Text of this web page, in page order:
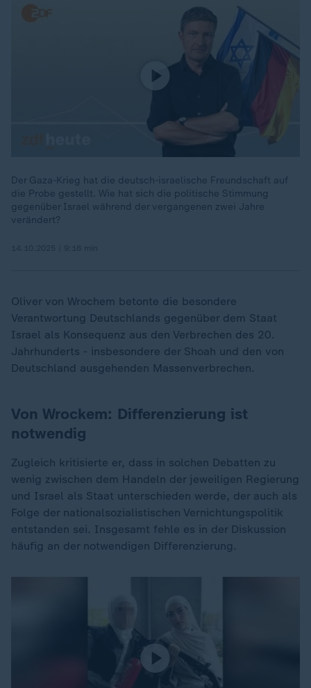
Der Gaza-Krieg hat die deutsch-israelische Freundschaft auf
die Probe gestellt. Wie hat sich die politische Stimmung
gegenüber Israel während der vergangenen zwei Jahre
verändert?
Oliver von Wrochem betonte die besondere
Verantwortung Deutschlands gegenüber dem Staat
Israel als Konsequenz aus den Verbrechen des 20.
Jahrhunderts - insbesondere der Shoah und den von
Deutschland ausgehenden Massenverbrechen.
Von Wrockem: Differenzierung ist
notwendig
Zugleich kritisierte er, dass in solchen Debatten zu
wenig zwischen dem Handeln der jeweiligen Regierung
und Israel als Staat unterschieden werde, der auch als
Folge der nationalsozialistischen Vernichtungspolitik
entstanden sei. Insgesamt fehle es in der Diskussion
häufig an der notwendigen Differenzierung.